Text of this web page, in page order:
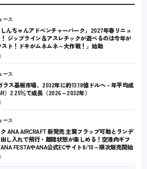
ース
しんちゃんアドベンチャーパーク」2027年春リニュ
ジップライン＆アスレチックが遊べるのは今年が
ト！ドキがムネムネ～大作戦！」始動
ース
ラス基板市場、2032年に約13.18億ドルへ – 年平均成
）2.25％で成長（2026～2032年）
ース
ANA AIRCRAFT 新発売 主翼フラップ可動とランデ
し入れで飛行・離陸状態が楽しめる！空港内ギフ
FESTAやANA公式ECサイト8/10～順次販売開始